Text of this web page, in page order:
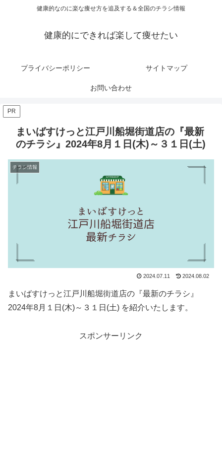
健康的なのに楽な痩せ方を追及する＆全国のチラシ情報
健康的にできれば楽して痩せたい
プライバシーポリシー サイトマップ
お問い合わせ
PR
まいばすけっと江戸川船堀街道店の『最新
のチラシ』2024年8月１日(木)～３１日(土)
チラシ情報
2024.07.11 2024.08.02
まいばすけっと江戸川船堀街道店の『最新のチラシ』
2024年8月１日(木)～３１日(土) を紹介いたします。
スポンサーリンク